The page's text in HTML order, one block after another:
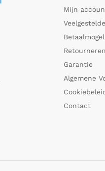
Mijn
Garantie
Algemene
Contact